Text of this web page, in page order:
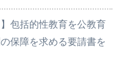
包括的性教育を公教育
保障を求める要請書を